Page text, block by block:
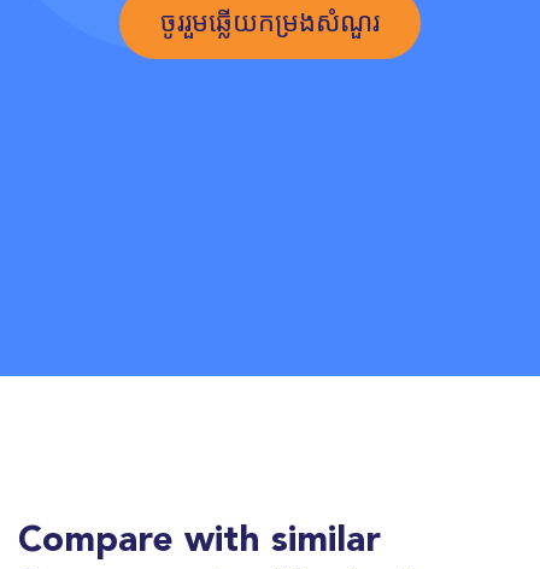
ចូររួមឆ្លើយកម្រងសំណួរ
Compare with similar